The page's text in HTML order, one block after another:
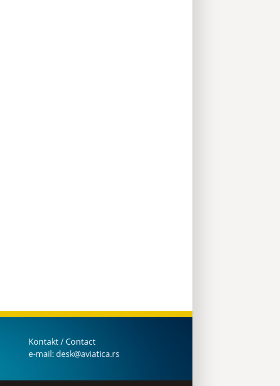
Kontakt / Contact
e-mail: desk@aviatica.rs